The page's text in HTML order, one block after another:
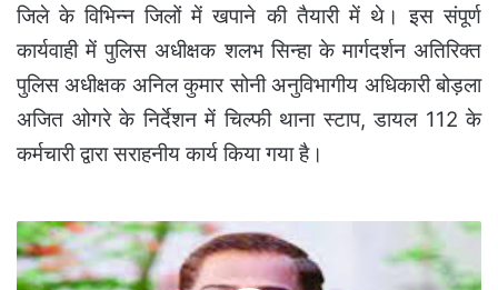
जिले के विभिन्न जिलों में खपाने की तैयारी में थे।इस संपूर्ण
कार्यवाही में पुलिस अधीक्षक शलभ सिन्हा के मार्गदर्शन अतिरिक्त
पुलिस अधीक्षक अनिल कुमार सोनी अनुविभागीय अधिकारी बोड़ला
अजित ओगरे के निर्देशन में चिल्फी थाना स्टाप, डायल 112 के
कर्मचारी द्वारा सराहनीय कार्य किया गया है।
BREKING
_
अमित